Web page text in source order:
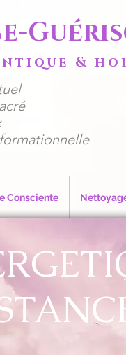
&
Consciente